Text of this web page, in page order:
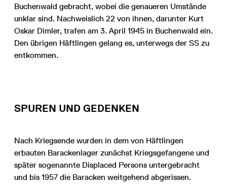
Buchenwald gebracht, wobei die genaueren Umstände
unklar sind. Nachweislich 22 von ihnen, darunter Kurt
Oskar Dimler, trafen am 3. April 1945 in Buchenwald ein.
Den übrigen Häftlingen gelang es, unterwegs der SS zu
entkommen.
SPUREN UND GEDENKEN
Nach Kriegsende wurden in dem von Häftlingen
erbauten Barackenlager zunächst Kriegsgefangene und
später sogenannte Displaced Persons untergebracht
und bis 1957 die Baracken weitgehend abgerissen.